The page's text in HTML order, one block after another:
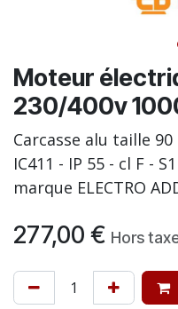
Moteur
230/400v
Carcasse alu taille 90
IC411 - IP 55 - cl F -
marque ELECTRO
277,00 € Hors